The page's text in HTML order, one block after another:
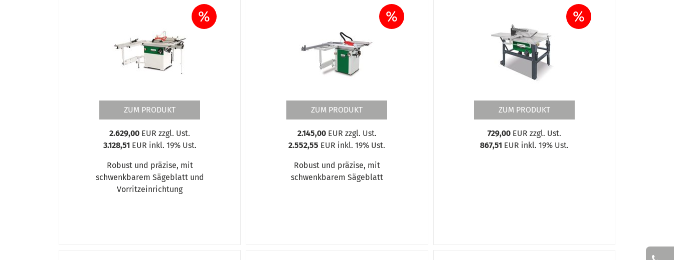
%
ZUM PRODUKT
2.629,00 EUR zzgl. Ust.
3.128,51 EUR inkl. 19% Ust.
Robust und präzise, mit
schwenkbarem Sägeblatt und
Vorritzeinrichtung
%
ZUM PRODUKT
2.145,00EUR zzgl. Ust.
2.552,55 EUR inkl. 19% Ust.
Robust und präzise, mit
schwenkbarem Sägeblatt
%
ZUM PRODUKT
729,00EUR zzgl. Ust.
867,51 EUR inkl. 19% Ust.